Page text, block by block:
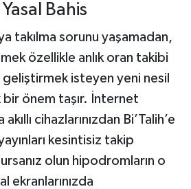
Yasal Bahis
takılma sorunu yaşamadan,
özellikle anlık oran takibi
isteyen yeni nesil
bir önem taşır. İnternet
cihazlarınızdan Bi’Talih’e
kesintisiz takip
olun hipodromların o
ekranlarınızda